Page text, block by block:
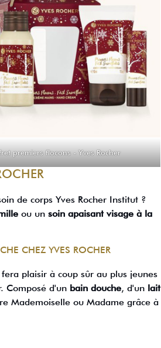
premiers flocons - Yves Rocher
de corps Yves Rocher Institut ?
ou un soin apaisant visage à la
CHEZ YVES ROCHER
plaisir à coup sûr au plus jeunes
Composé d'un bain douche, d'un lait
Mademoiselle ou Madame grâce à